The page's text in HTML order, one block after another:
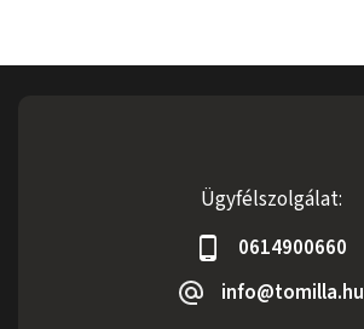
Ügyfélszolgálat:
0614900660
info@tomilla.hu